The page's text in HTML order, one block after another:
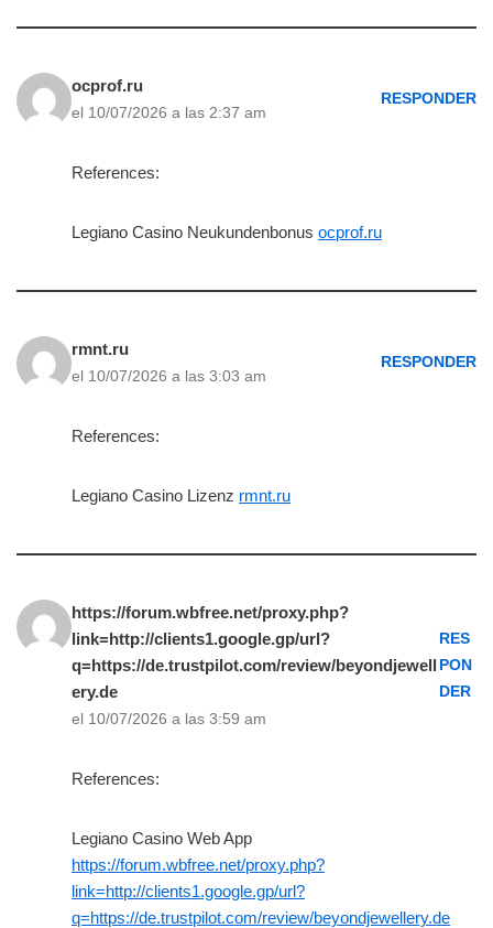
ocprof.ru
el 10/07/2026 a las 2:37 am
RESPONDER
References:
Legiano Casino Neukundenbonus ocprof.ru
rmnt.ru
el 10/07/2026 a las 3:03 am
RESPONDER
References:
Legiano Casino Lizenz rmnt.ru
https://forum.wbfree.net/proxy.php?
link=http://clients1.google.gp/url?
q=https://de.trustpilot.com/review/beyondjewell
ery.de
el 10/07/2026 a las 3:59 am
RES
PON
DER
References:
Legiano Casino Web App
https://forum.wbfree.net/proxy.php?
link=http://clients1.google.gp/url?
q=https://de.trustpilot.com/review/beyondjewellery.de